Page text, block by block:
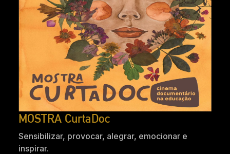
MOSTRA CurtaDoc
Sensibilizar, provocar, alegrar, emocionar e
inspirar.